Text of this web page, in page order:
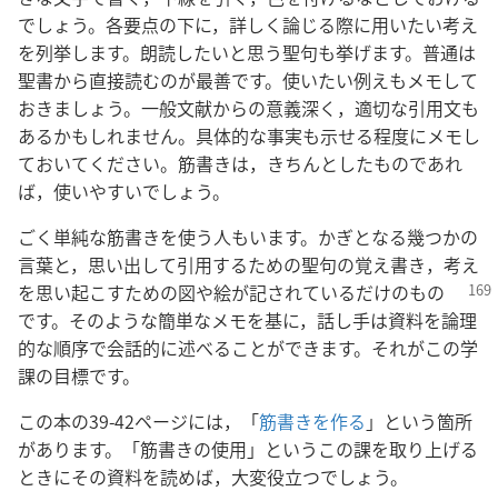
でしょう。各要点の下に，詳しく論じる際に用いたい考え
を列挙します。朗読したいと思う聖句も挙げます。普通は
聖書から直接読むのが最善です。使いたい例えもメモして
おきましょう。一般文献からの意義深く，適切な引用文も
あるかもしれません。具体的な事実も示せる程度にメモし
ておいてください。筋書きは，きちんとしたものであれ
ば，使いやすいでしょう。
ごく単純な筋書きを使う人もいます。かぎとなる幾つかの
言葉と，思い出して引用するための聖句の覚え書き，考え
を思い起こすための図や絵が記されているだけのもの
です。そのような簡単なメモを基に，話し手は資料を論理
的な順序で会話的に述べることができます。それがこの学
課の目標です。
この本の39-42ページには，「筋書きを作る 」という箇所
があります。「筋書きの使用」というこの課を取り上げる
ときにその資料を読めば，大変役立つでしょう。